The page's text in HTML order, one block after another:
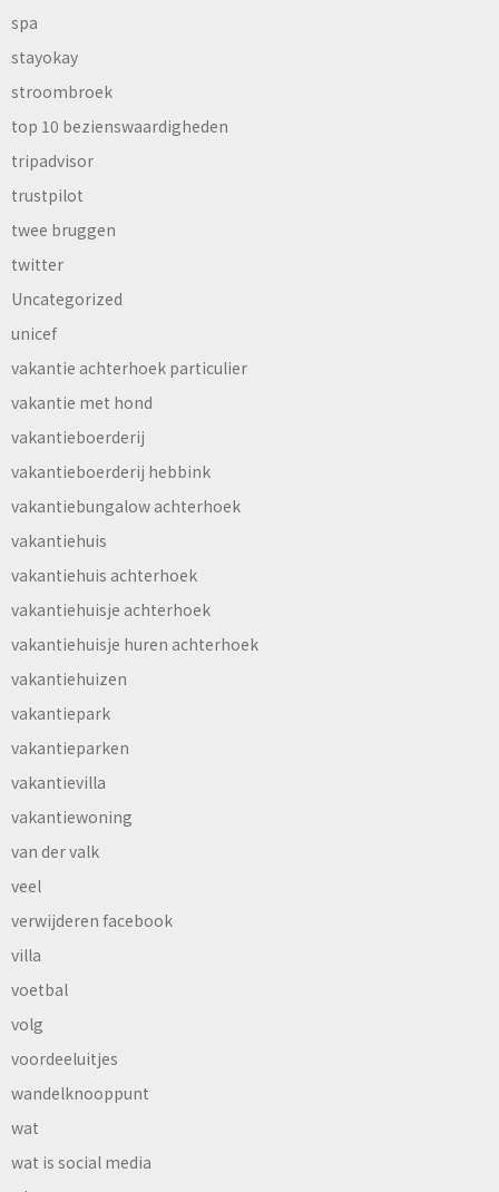
spa
stayokay
stroombroek
top 10 bezienswaardigheden
tripadvisor
trustpilot
twee bruggen
twitter
Uncategorized
unicef
vakantie achterhoek particulier
vakantie met hond
vakantieboerderij
vakantieboerderij hebbink
vakantiebungalow achterhoek
vakantiehuis
vakantiehuis achterhoek
vakantiehuisje achterhoek
vakantiehuisje huren achterhoek
vakantiehuizen
vakantiepark
vakantieparken
vakantievilla
vakantiewoning
van der valk
veel
verwijderen facebook
villa
voetbal
volg
voordeeluitjes
wandelknooppunt
wat
wat is social media